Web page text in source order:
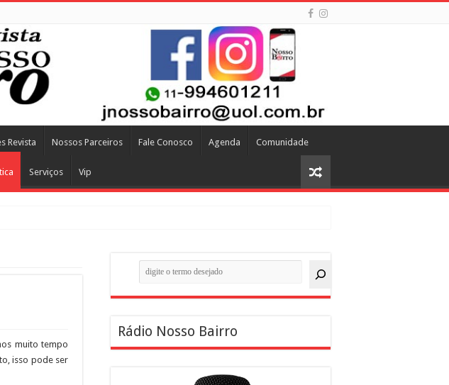
Revista Nossos Parceiros Fale Conosco Agenda Comunidade
Serviços Vip
muito tempo
isso pode ser
Pesquisar
Rádio Nosso Bairro